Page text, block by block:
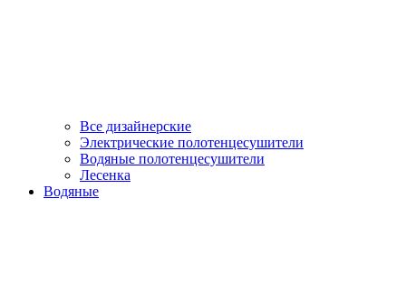
Все дизайнерские
Электрические полотенцесушители
Водяные полотенцесушители
Лесенка
Водяные